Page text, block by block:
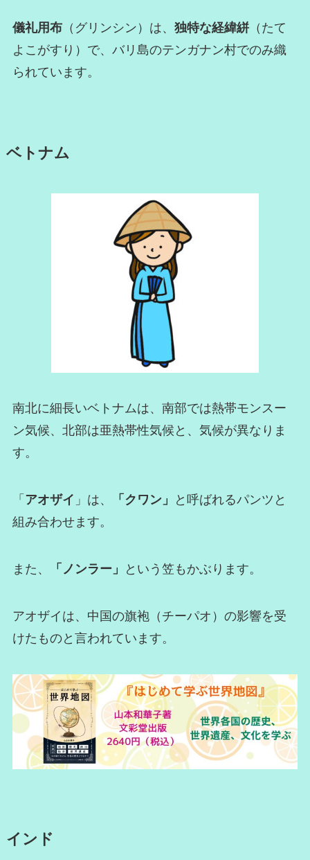
儀礼用布（グリンシン）は、 独特な経緯絣（たて
よこがすり）で、バリ島のテンガナン村でのみ織
られています。
ベトナム
南北に細長いベトナムは、南部では熱帯モンスー
ン気候、北部は亜熱帯性気候と、気候が異なりま
す。
「 アオザイ 」は、 「クワン」
と呼ばれるパンツと
組み合わせます。
また、 「ノンラー」 という笠もかぶります。
アオザイは、中国の旗袍（チーパオ）の影響を受
けたものと言われています。
インド